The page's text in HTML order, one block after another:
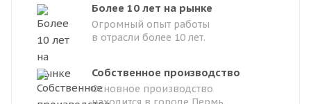
Более 10 лет на рынке
Огромный опыт работы
в отрасли более 10 лет.
Собственное производство
Основное производство